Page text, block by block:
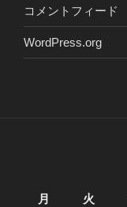
コメントフィード
WordPress.org
月
火